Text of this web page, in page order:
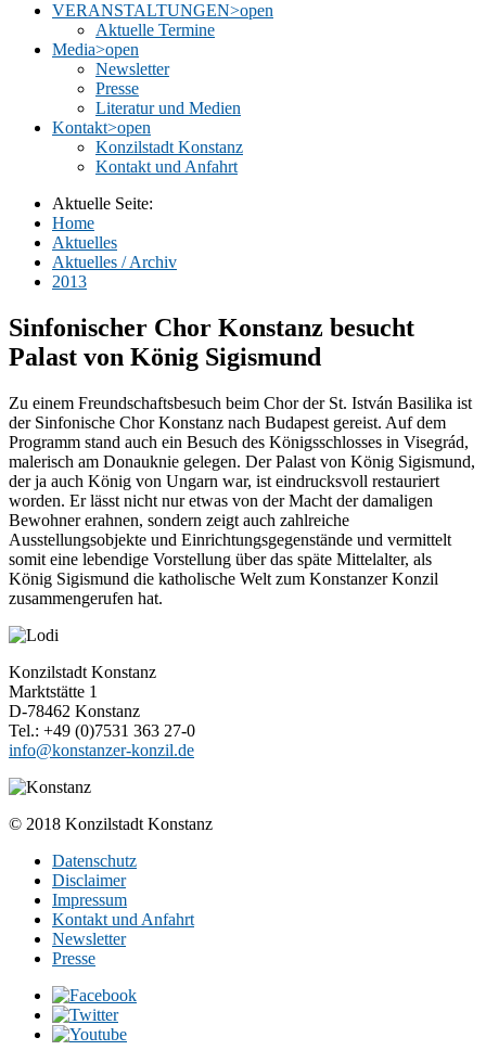
VERANSTALTUNGEN>open
Aktuelle Termine
Media>open
Newsletter
Presse
Literatur und Medien
Kontakt>open
Konzilstadt Konstanz
Kontakt und Anfahrt
Aktuelle Seite:
Home
Aktuelles
Aktuelles / Archiv
2013
Sinfonischer Chor Konstanz besucht
Palast von König Sigismund
Zu einem Freundschaftsbesuch beim Chor der St. István Basilika ist
der Sinfonische Chor Konstanz nach Budapest gereist. Auf dem
Programm stand auch ein Besuch des Königsschlosses in Visegrád,
malerisch am Donauknie gelegen. Der Palast von König Sigismund,
der ja auch König von Ungarn war, ist eindrucksvoll restauriert
worden. Er lässt nicht nur etwas von der Macht der damaligen
Bewohner erahnen, sondern zeigt auch zahlreiche
Ausstellungsobjekte und Einrichtungsgegenstände und vermittelt
somit eine lebendige Vorstellung über das späte Mittelalter, als
König Sigismund die katholische Welt zum Konstanzer Konzil
zusammengerufen hat.
Konzilstadt Konstanz
Marktstätte 1
D-78462 Konstanz
Tel.: +49 (0)7531 363 27-0
info@konstanzer-konzil.de
© 2018 Konzilstadt Konstanz
Datenschutz
Disclaimer
Impressum
Kontakt und Anfahrt
Newsletter
Presse